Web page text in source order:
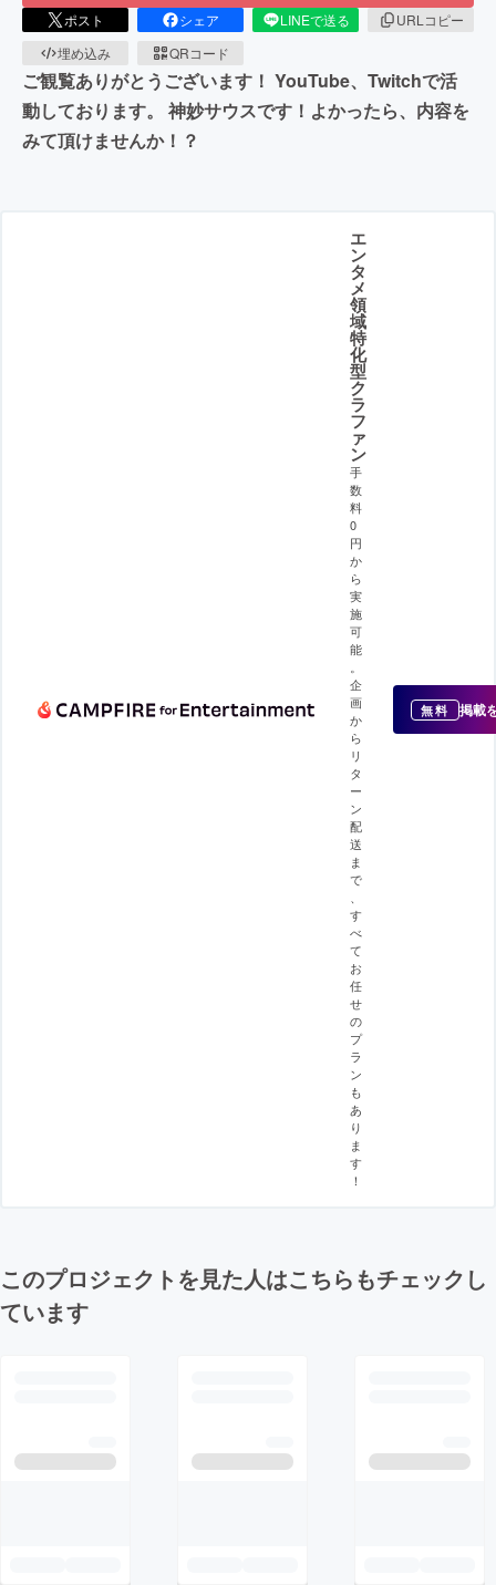
ポスト シェア LINEで送る
URLコピー
埋め込み
QRコード
ご観覧ありがとうございます！ YouTube、Twitchで活
動しております。 神妙サウスです！よかったら、内容を
みて頂けませんか！？
エ
ン
タ
メ
領
域
特
化
型
ク
ラ
フ
ァ
ン
手
数
料
0
円
か
ら
実
施
可
能
企
画
か
ら
リ
タ
ー
ン
配
送
ま
で
す
べ
て
お
任
せ
の
プ
ラ
ン
も
あ
り
ま
す
！
無料 掲載
このプロジェクトを見た人はこちらもチェックし
ています